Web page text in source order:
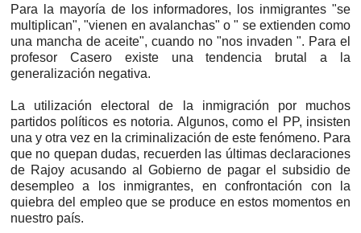
Para la mayoría de los informadores, los inmigrantes "se
multiplican", "vienen en avalanchas" o " se extienden como
una mancha de aceite", cuando no "nos invaden ". Para el
profesor Casero existe una tendencia brutal a la
generalización negativa.
La utilización electoral de la inmigración por muchos
partidos políticos es notoria. Algunos, como el PP, insisten
una y otra vez en la criminalización de este fenómeno. Para
que no quepan dudas, recuerden las últimas declaraciones
de Rajoy acusando al Gobierno de pagar el subsidio de
desempleo a los inmigrantes, en confrontación con la
quiebra del empleo que se produce en estos momentos en
nuestro país.